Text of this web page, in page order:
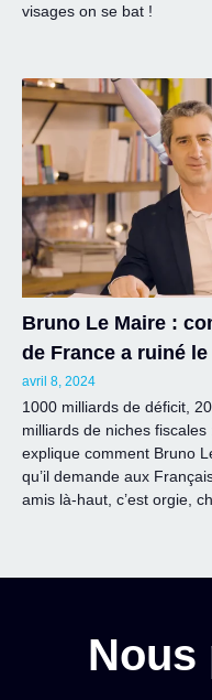
visages on se bat !
Bruno Le Maire :
de France a ruiné
avril 8, 2024
1000 milliards de déficit,
milliards de niches fiscales
explique comment Bruno
qu’il demande aux
amis là-haut, c’est orgie,
Nous